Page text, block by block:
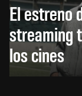
El estreno
streaming
los cines